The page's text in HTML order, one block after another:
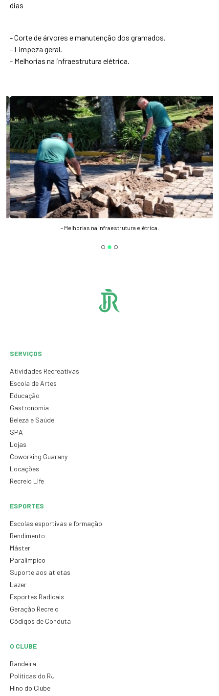
dias
- Corte de árvores e manutenção dos gramados.
- Limpeza geral.
- Melhorias na infraestrutura elétrica.
- Melhorias na infraestrutura elétrica.
SERVIÇOS
Atividades Recreativas
Escola de Artes
Educação
Gastronomia
Beleza e Saúde
SPA
Lojas
Coworking Guarany
Locações
Recreio LIfe
ESPORTES
Escolas esportivas e formação
Rendimento
Máster
Paralímpico
Suporte aos atletas
Lazer
Esportes Radicais
Geração Recreio
Códigos de Conduta
O CLUBE
Bandeira
Políticas do RJ
Hino do Clube